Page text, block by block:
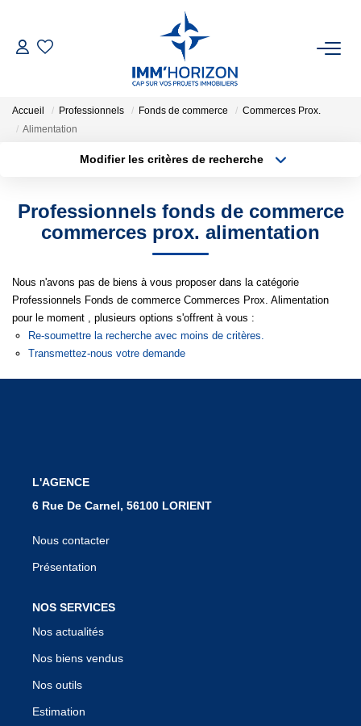
ACHETER
FAIRE GÉRER
NOTRE AGENCE
Qui Sommes-Nous
Notre Équipe
Accueil Professionnels Fonds de commerce
Commerces Prox.
Alimentation
Modifier les critères de recherche
Type de bien
Surface min
Créer une alerte
Professionnels fonds de commerce
commerces prox. alimentation
Nous n'avons pas de biens à vous proposer dans la catégorie
Professionnels Fonds de commerce Commerces Prox. Alimentation
pour le moment , plusieurs options s'offrent à vous :
Re-soumettre la recherche avec moins de critères.
Transmettez-nous votre demande
L'AGENCE
6 Rue De Carnel, 56100 LORIENT
Nous contacter
Présentation
NOS SERVICES
Nos actualités
Nos biens vendus
Nos outils
Estimation